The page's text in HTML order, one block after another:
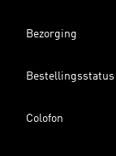
Bezorging
Bestellingsstatus
Colofon